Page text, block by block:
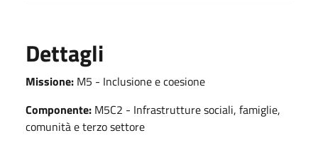
Dettagli
Missione: M5 - Inclusione e coesione
Componente: M5C2 - Infrastrutture sociali, famiglie,
comunità e terzo settore